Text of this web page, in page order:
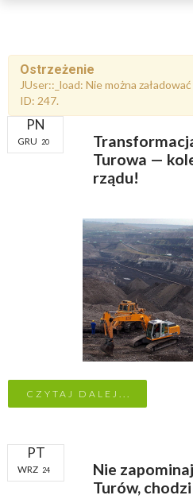
Ostrzeżenie
JUser::_load: Nie można
ID: 247.
PN
GRU 20
Turowa —
rządu!
CZYTAJ DALEJ...
PT
WRZ 24
Nie
Turów,